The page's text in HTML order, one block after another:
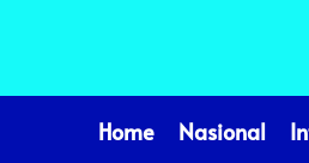
Home Nasional